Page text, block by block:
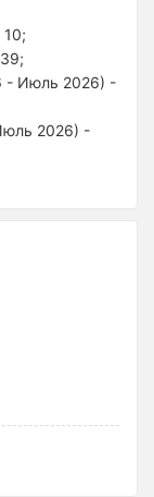
- Июль 2026) -
2026) -